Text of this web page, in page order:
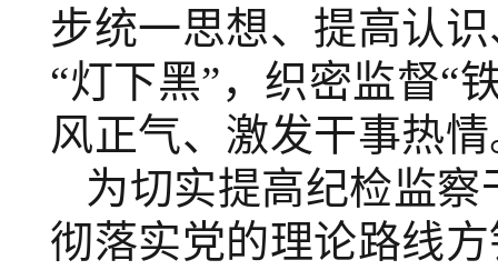
步统一思想、提高认
“灯下黑”，织密监督“
风正气、激发干事热
为切实提高纪检监
彻落实党的理论路线